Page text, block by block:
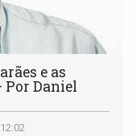
e as
Por Daniel